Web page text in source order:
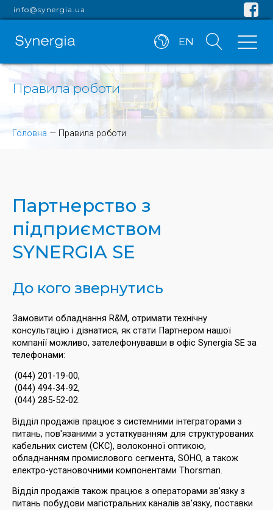
info@synergia.ua
EN
Правила роботи
Головна — Правила роботи
Партнерство з
підприємством
SYNERGIA SE
До кого звернутись
Замовити обладнання R&M, отримати технічну
консультацію і дізнатися, як стати Партнером нашої
компанії можливо, зателефонувавши в офіс Synergia SE за
телефонами:
(044) 201-19-00,
(044) 494-34-92,
(044) 285-52-02.
Відділ продажів працює з системними інтеграторами з
питань, пов'язаними з устаткуванням для структурованих
кабельних систем (СКС), волоконної оптикою,
обладнанням промислового сегмента, SOHO, а також
електро-установочними компонентами Thorsman.
Відділ продажів також працює з операторами зв'язку з
питань побудови магістральних каналів зв'язку, поставки